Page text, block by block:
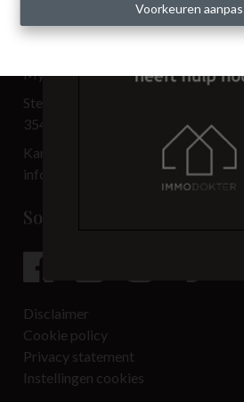
Voorkeuren
Contact
My Place BV
Steenweg 3.501
3540 Herk-de-Stad
Kantoor: 013 33 69 00
info@immo-myplace.be
Social media
Disclaimer
Cookie policy
Privacy statement
Instellingen cookies